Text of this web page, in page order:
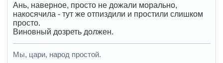
Ань, наверное, просто не дожали морально,
накосячила - тут же отпиздили и простили слишком
просто.
Виновный дозреть должен.
Мы, цари, народ простой.